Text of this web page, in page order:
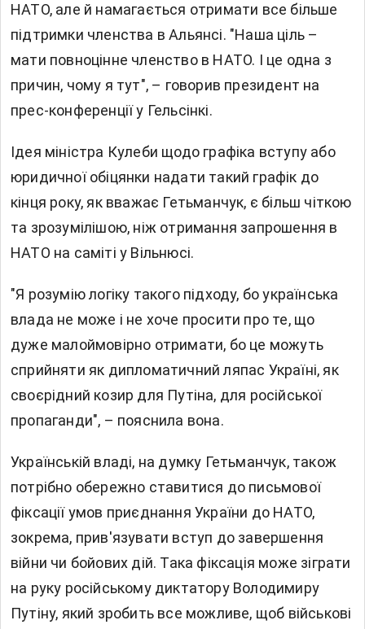
НАТО, але й намагається отримати все більше
підтримки членства в Альянсі. "Наша ціль –
мати повноцінне членство в НАТО. І це одна з
причин, чому я тут", – говорив президент на
прес-конференції у Гельсінкі.
Ідея міністра Кулеби щодо графіка вступу або
юридичної обіцянки надати такий графік до
кінця року, як вважає Гетьманчук, є більш чіткою
та зрозумілішою, ніж отримання запрошення в
НАТО на саміті у Вільнюсі.
"Я розумію логіку такого підходу, бо українська
влада не може і не хоче просити про те, що
дуже малоймовірно отримати, бо це можуть
сприйняти як дипломатичний ляпас Україні, як
своєрідний козир для Путіна, для російської
пропаганди", – пояснила вона.
Українській владі, на думку Гетьманчук, також
потрібно обережно ставитися до письмової
фіксації умов приєднання України до НАТО,
зокрема, прив'язувати вступ до завершення
війни чи бойових дій. Така фіксація може зіграти
на руку російському диктатору Володимиру
Путіну, який зробить все можливе, щоб військові